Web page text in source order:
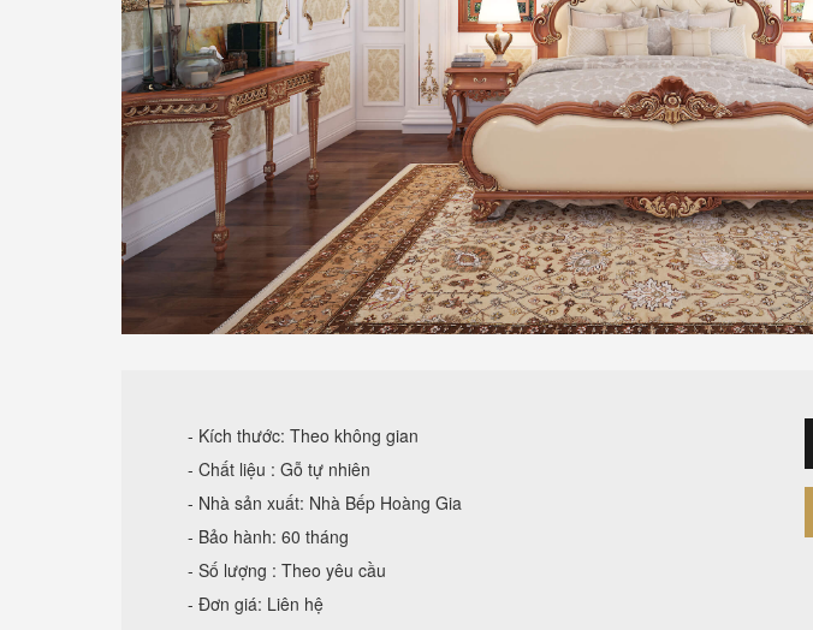
- Kích thước: Theo không gian
- Chất liệu : Gỗ tự nhiên
- Nhà sản xuất: Nhà Bếp Hoàng Gia
- Bảo hành: 60 tháng
- Số lượng : Theo yêu cầu
- Đơn giá: Liên hệ